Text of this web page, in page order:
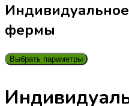
фермы
Выбрать параметры